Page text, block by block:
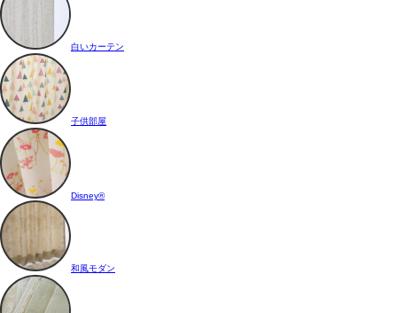
白いカーテン
子供部屋
Disney®
和風モダン